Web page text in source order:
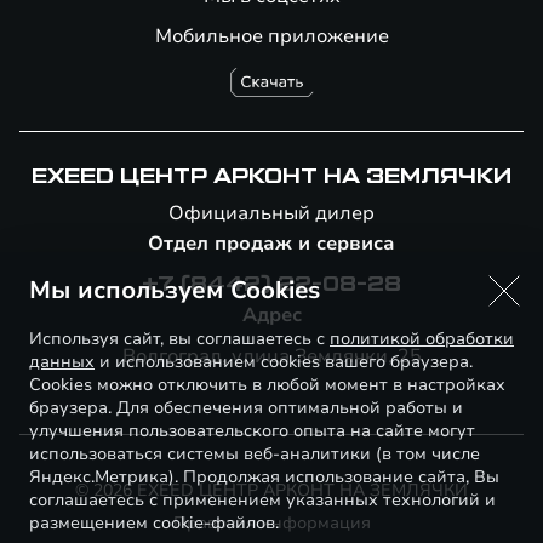
Мобильное приложение
EXEED ЦЕНТР АРКОНТ НА ЗЕМЛЯЧКИ
Официальный дилер
Отдел продаж и сервиса
+7 (8442) 22-08-28
Адрес
Волгоград, улица Землячки, 25
© 2026 EXEED ЦЕНТР АРКОНТ НА ЗЕМЛЯЧКИ
Правовая информация
Мы используем Cookies
Используя сайт, вы соглашаетесь с политикой обработки
данных и использованием cookies вашего браузера.
Cookies можно отключить в любой момент в настройках
браузера. Для обеспечения оптимальной работы и
улучшения пользовательского опыта на сайте могут
использоваться системы веб-аналитики (в том числе
Яндекс.Метрика). Продолжая использование сайта, Вы
соглашаетесь с применением указанных технологий и
размещением cookie-файлов.